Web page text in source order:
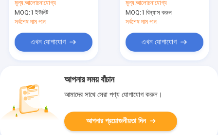
মূল্য:আলোচনাযোগ্য
MOQ:1 ইউনিট
সর্বশেষ দাম পান
এখন যোগাযোগ
৫৪
মূল্য:আলোচনাযোগ্য
MOQ:1 বিন্যাস করুন
সর্বশেষ দাম পান
এখন যোগাযোগ
আপনার সময় বাঁচান
আমাদের সাথে সেরা পণ্য যোগাযোগ করুন।
আপনার প্রয়োজনীয়তা দিন